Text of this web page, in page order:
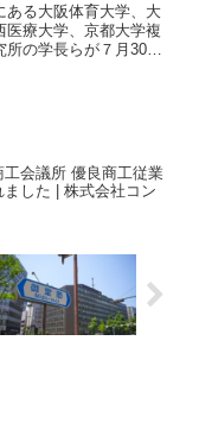
ある大阪体育大学、大
医療大学、京都大学複
所の学長らが７月30
工会議所 優良商工従業
ました | 株式会社コン